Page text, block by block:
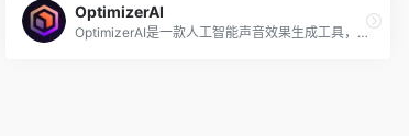
OptimizerAI
OptimizerAI是一款人工智能声音效果生成工具，能够根据文字提示自动创造出适合多种场景的声音和音效，如游戏中的射击声、动画中的雨声环境或地铁到站声等，专为视频创作者、游戏开发者、艺术家和视频制作人员设计。